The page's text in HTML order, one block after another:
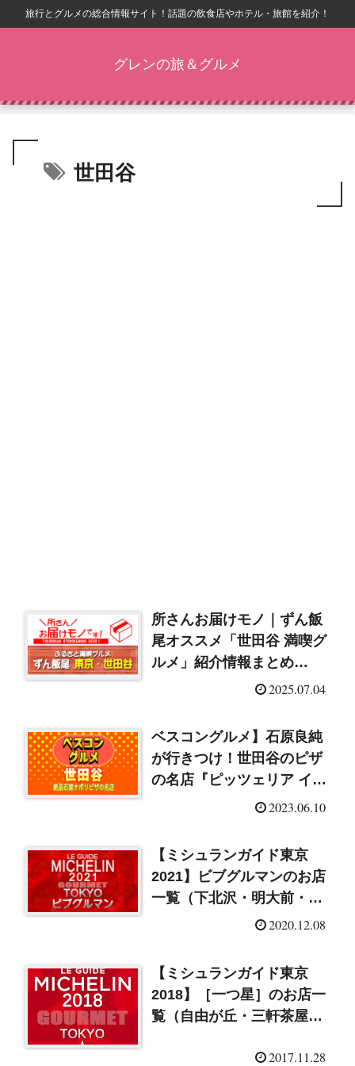
旅行とグルメの総合情報サイト！話題の飲食店やホテル・旅館を紹介！
グレンの旅＆グルメ
世田谷
所さんお届けモノ｜ずん飯
尾オススメ「世田谷 満喫グ
ルメ」紹介情報まとめ
2025.07.04
ベスコングルメ】石原良純
が行きつけ！世田谷のピザ
の名店『ピッツェリア イモ
2023.06.10
【ミシュランガイド東京
2021】ビブグルマンのお店
一覧（下北沢・明大前・成
2020.12.08
【ミシュランガイド東京
2018】［一つ星］のお店一
覧（自由が丘・三軒茶屋・
2017.11.28